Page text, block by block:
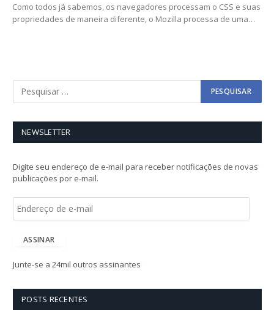
Como todos já sabemos, os navegadores processam o CSS e suas
propriedades de maneira diferente, o Mozilla processa de uma…
NEWSLETTER
Digite seu endereço de e-mail para receber notificações de novas
publicações por e-mail.
e
ç
ASSINAR
Junte-se a 24mil outros assinantes
POSTS RECENTES